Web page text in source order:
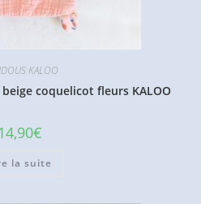
KALOO
coquelicot fleurs KALOO
14,90€
la suite